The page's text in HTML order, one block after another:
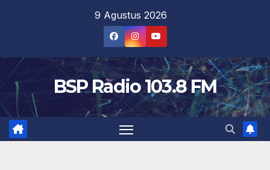
9 Agustus 2026
BSP Radio 103.8 FM